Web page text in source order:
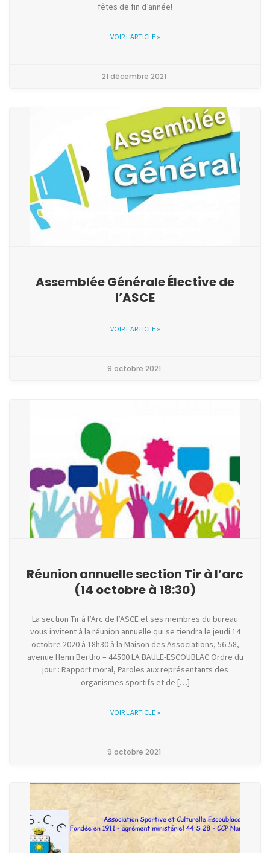
fêtes de fin d’année!
VOIR L'ARTICLE »
21 décembre 2021
Assemblée Générale Élective de
l’ASCE
VOIR L'ARTICLE »
9 octobre 2021
Réunion annuelle section Tir à l’arc
(14 octobre à 18:30)
La section Tir à l’Arc de l’ASCE et ses membres du bureau
vous invitent à la réunion annuelle qui se tiendra le jeudi 14
octobre 2020 à 18h30 à la Maison des Associations, 56-58,
avenue Henri Bertho – 44500 LA BAULE-ESCOUBLAC Ordre du
jour : Rapport moral, Paroles aux représentants des
organismes sportifs et de […]
VOIR L'ARTICLE »
9 octobre 2021